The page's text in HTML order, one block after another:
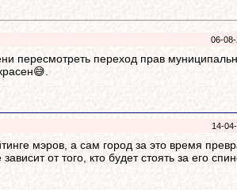
06-
пересмотреть переход прав
14-
мэров, а сам город за это время
от того, кто будет стоять за его